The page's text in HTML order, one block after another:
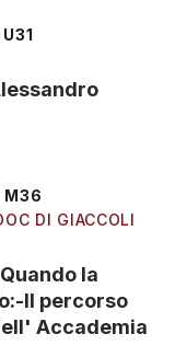
M36
DI GIACCOLI
la
Il percorso
Accademia